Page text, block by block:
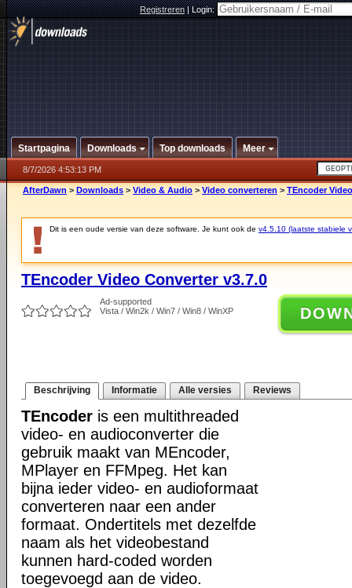
Registreren|Login:
Startpagina Downloads Top downloads Meer
8/7/2026 4:53:13 PM
AfterDawn > Downloads > Video & Audio > Video converteren > TEncoder
Dit is een oude versie van deze software. Je kunt ook de v4.5.10 (laatste stabiele
TEncoder Video Converter v3.7.0
Ad-supported
Vista / Win2k / Win7 / Win8 / WinXP
Beschrijving Informatie Alle versies Reviews
TEncoder is een multithreaded
video- en audioconverter die
gebruik maakt van MEncoder,
MPlayer en FFMpeg. Het kan
bijna ieder video- en audioformaat
converteren naar een ander
formaat. Ondertitels met dezelfde
naam als het videobestand
kunnen hard-coded worden
toegevoegd aan de video.